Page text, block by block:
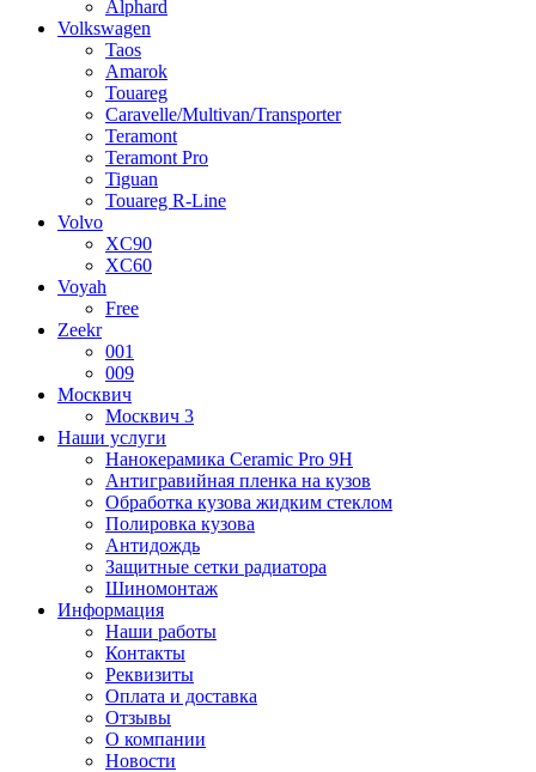
Alphard
Volkswagen
Taos
Amarok
Touareg
Caravelle/Multivan/Transporter
Teramont
Teramont Pro
Tiguan
Touareg R-Line
Volvo
XC90
XC60
Voyah
Free
Zeekr
001
009
Москвич
Москвич 3
Наши услуги
Нанокерамика Ceramic Pro 9H
Антигравийная пленка на кузов
Обработка кузова жидким стеклом
Полировка кузова
Антидождь
Защитные сетки радиатора
Шиномонтаж
Информация
Наши работы
Контакты
Реквизиты
Оплата и доставка
Отзывы
О компании
Новости